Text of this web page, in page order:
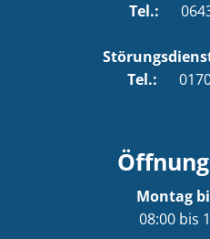
Tel.:
Tel.: 0170
Montag
08:00 bis